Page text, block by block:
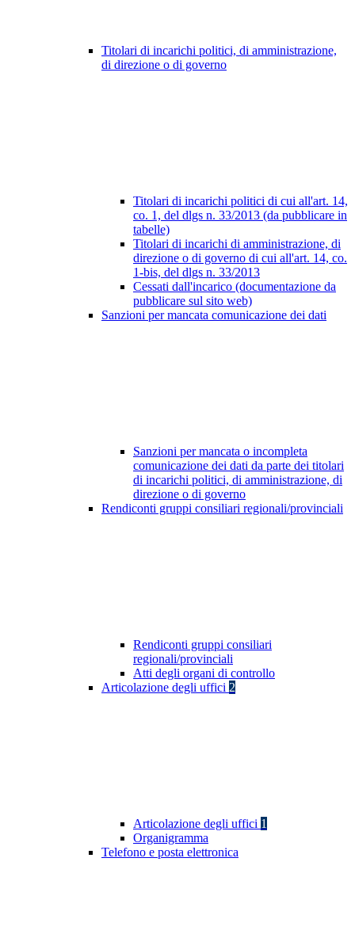
Titolari di incarichi politici, di amministrazione,
di direzione o di governo
Titolari di incarichi politici di cui all'art. 14,
co. 1, del dlgs n. 33/2013 (da pubblicare in
tabelle)
Titolari di incarichi di amministrazione, di
direzione o di governo di cui all'art. 14, co.
1-bis, del dlgs n. 33/2013
Cessati dall'incarico (documentazione da
pubblicare sul sito web)
Sanzioni per mancata comunicazione dei dati
Sanzioni per mancata o incompleta
comunicazione dei dati da parte dei titolari
di incarichi politici, di amministrazione, di
direzione o di governo
Rendiconti gruppi consiliari regionali/provinciali
Rendiconti gruppi consiliari
regionali/provinciali
Atti degli organi di controllo
Articolazione degli uffici 2
Articolazione degli uffici 1
Organigramma
Telefono e posta elettronica